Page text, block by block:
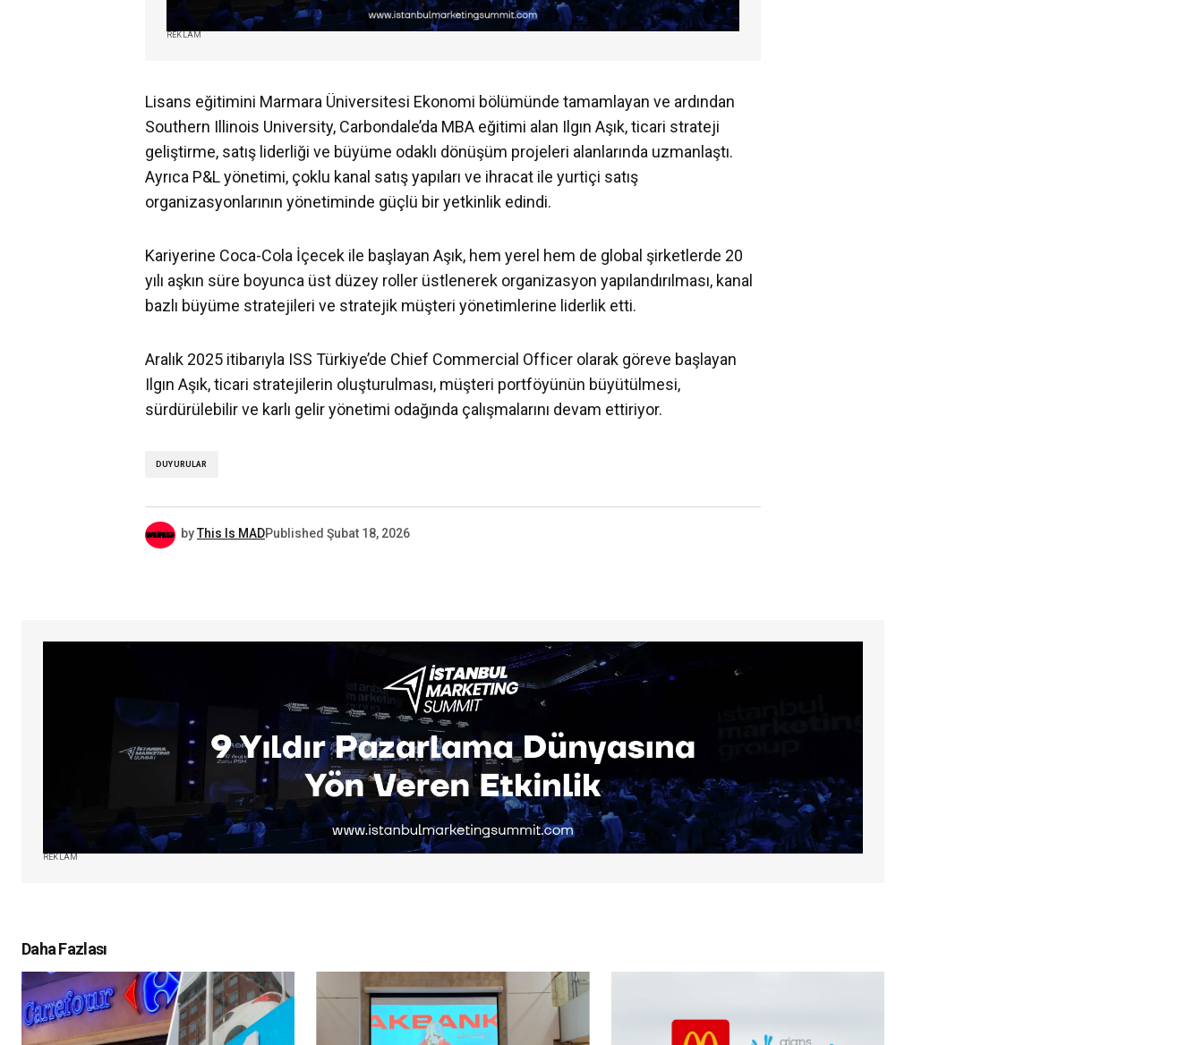
REKLAM
Lisans eğitimini Marmara Üniversitesi Ekonomi bölümünde tamamlayan ve ardından
Southern Illinois University, Carbondale’da MBA eğitimi alan Ilgın Aşık, ticari strateji
geliştirme, satış liderliği ve büyüme odaklı dönüşüm projeleri alanlarında uzmanlaştı.
Ayrıca P&L yönetimi, çoklu kanal satış yapıları ve ihracat ile yurtiçi satış
organizasyonlarının yönetiminde güçlü bir yetkinlik edindi.
Kariyerine Coca-Cola İçecek ile başlayan Aşık, hem yerel hem de global şirketlerde 20
yılı aşkın süre boyunca üst düzey roller üstlenerek organizasyon yapılandırılması, kanal
bazlı büyüme stratejileri ve stratejik müşteri yönetimlerine liderlik etti.
Aralık 2025 itibarıyla ISS Türkiye’de Chief Commercial Officer olarak göreve başlayan
Ilgın Aşık, ticari stratejilerin oluşturulması, müşteri portföyünün büyütülmesi,
sürdürülebilir ve karlı gelir yönetimi odağında çalışmalarını devam ettiriyor.
DUYURULAR
byThis Is MADPublished Şubat 18, 2026
REKLAM
Daha Fazlası